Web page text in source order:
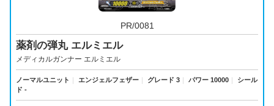
PR/0081
薬剤の弾丸 エルミエル
メディカルガンナー エルミエル
ノーマルユニット エンジェルフェザー グレード 3 パワー 10000
シール
ド -